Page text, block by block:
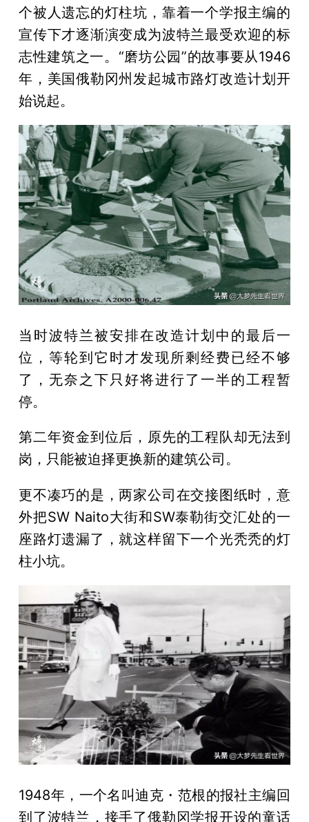
个被人遗忘的灯柱坑，靠着一个学报主编的
宣传下才逐渐演变成为波特兰最受欢迎的标
志性建筑之一。“磨坊公园”的故事要从1946
年，美国俄勒冈州发起城市路灯改造计划开
始说起。
当时波特兰被安排在改造计划中的最后一
位，等轮到它时才发现所剩经费已经不够
了，无奈之下只好将进行了一半的工程暂
停。
第二年资金到位后，原先的工程队却无法到
岗，只能被迫择更换新的建筑公司。
更不凑巧的是，两家公司在交接图纸时，意
外把SW Naito大街和SW泰勒街交汇处的一
座路灯遗漏了，就这样留下一个光秃秃的灯
柱小坑。
1948年，一个名叫迪克・范根的报社主编回
到了波特兰，接手了俄勒冈学报开设的童话